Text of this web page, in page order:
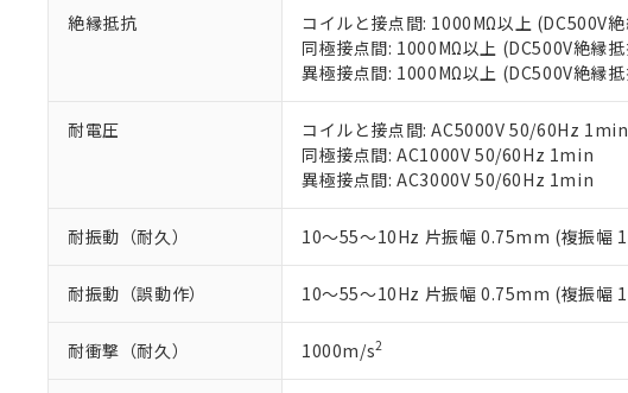
絶縁抵抗
コイルと接点間: 1000MΩ以上 (DC500V
同極接点間: 1000MΩ以上 (DC500V絶縁
異極接点間: 1000MΩ以上 (DC500V絶縁
耐電圧
コイルと接点間: AC5000V 50/60Hz 1min
同極接点間: AC1000V 50/60Hz 1min
異極接点間: AC3000V 50/60Hz 1min
耐振動（耐久） 10～55～10Hz 片振幅 0.75mm (複振幅
耐振動（誤動作） 10～55～10Hz 片振幅 0.75mm (複振幅
耐衝撃（耐久） 1000m/s2
※当社の共同利用者とは
いる法人を指します。
EU RoHS指令（10物質）の非
51物質の非含有証明書（当社
※本証明書は発行日時点で非含
また、RoHS指令のフタル酸
混在することから備考欄に対応
既に当社にて対応品への在庫